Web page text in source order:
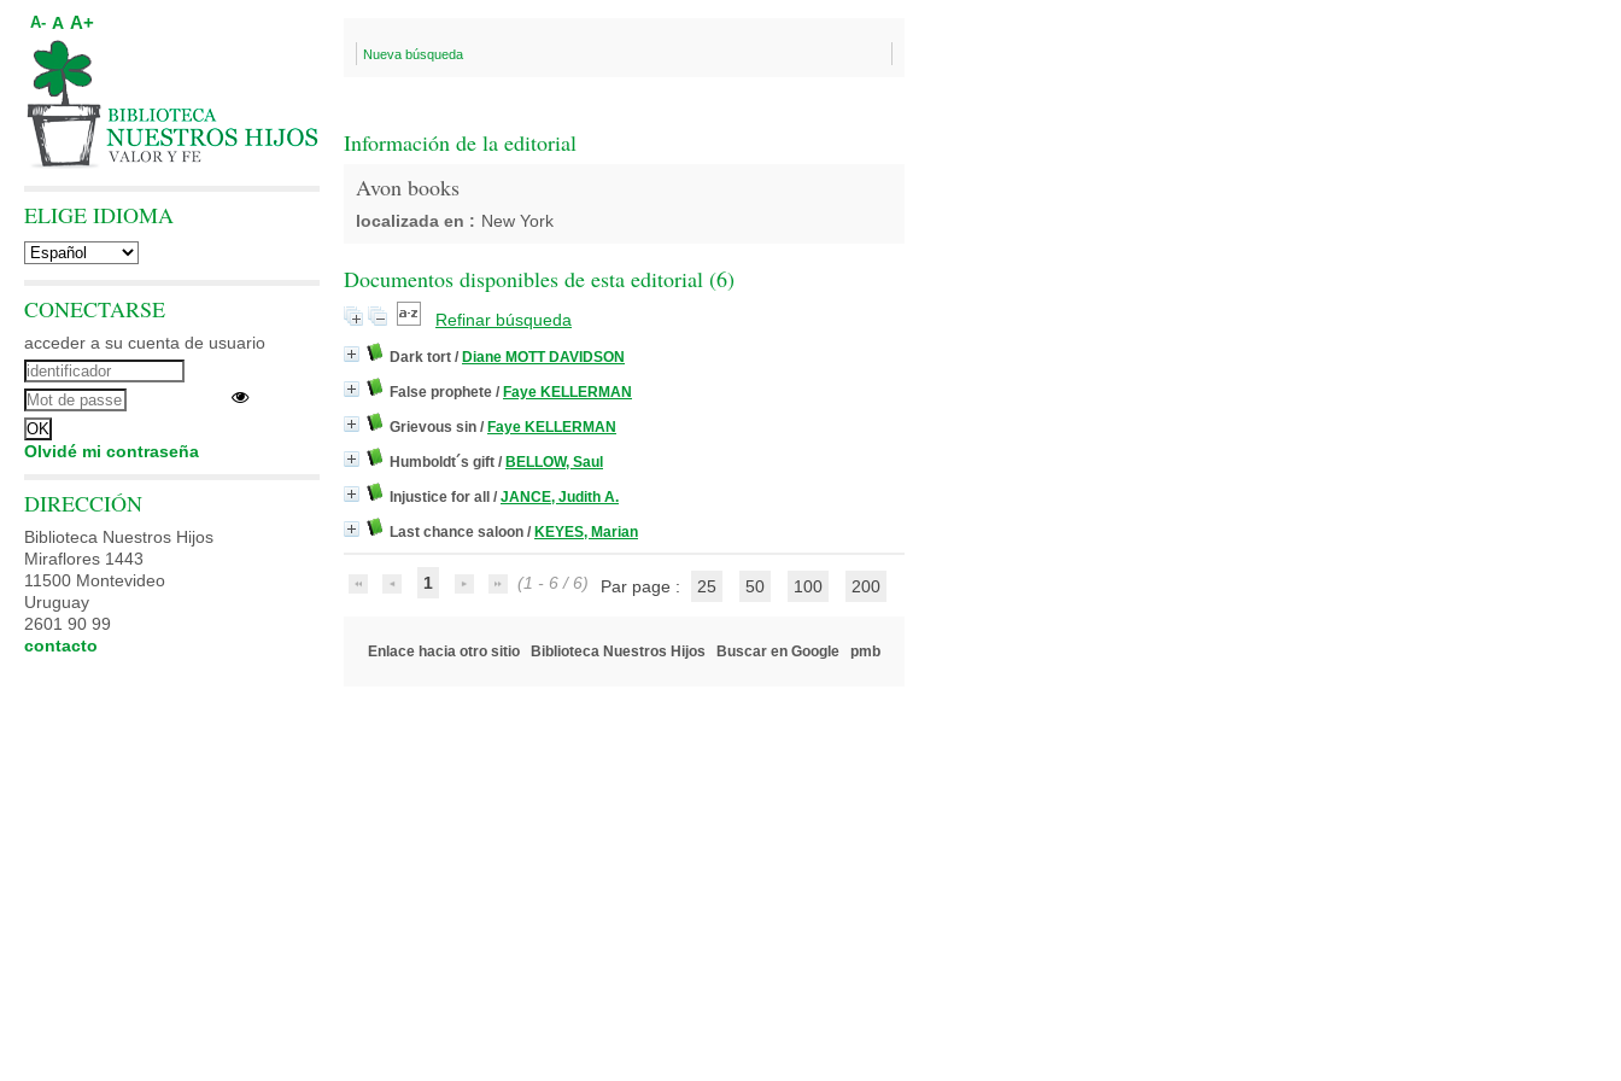
Nueva búsqueda
Información de la editorial
Avon books
localizada en : New York
Documentos disponibles de esta editorial (6)
Refinar búsqueda
Dark tort / Diane MOTT DAVIDSON
False prophete / Faye KELLERMAN
Grievous sin / Faye KELLERMAN
Humboldt´s gift / BELLOW, Saul
Injustice for all / JANCE, Judith A.
Last chance saloon / KEYES, Marian
1 (1 - 6 / 6) Par page : 25 50 100 200
Enlace hacia otro sitio Biblioteca Nuestros Hijos Buscar en Google pmb
A- A A+
ELIGE IDIOMA
CONECTARSE
acceder a su cuenta de usuario
Olvidé mi contraseña
DIRECCIÓN
Biblioteca Nuestros Hijos
Miraflores 1443
11500 Montevideo
Uruguay
2601 90 99
contacto